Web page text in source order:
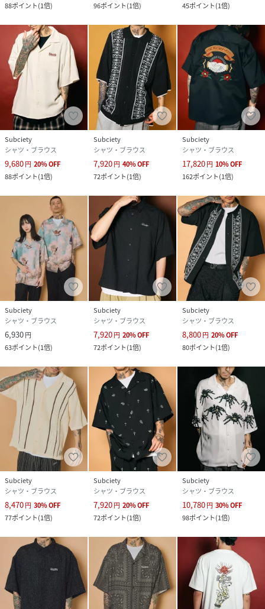
88ポイント(1倍) 96ポイント(1倍) 45ポイント(1倍)
Subciety
シャツ・ブラウス
9,680円 20%OFF
88ポイント(1倍)
Subciety
シャツ・ブラウス
7,920円 40%OFF
72ポイント(1倍)
Subciety
シャツ・ブラウス
17,820円 10%OFF
162ポイント(1倍)
Subciety
シャツ・ブラウス
6,930円
63ポイント(1倍)
Subciety
シャツ・ブラウス
7,920円 20%OFF
72ポイント(1倍)
Subciety
シャツ・ブラウス
8,800円 20%OFF
80ポイント(1倍)
Subciety
シャツ・ブラウス
8,470円 30%OFF
77ポイント(1倍)
Subciety
シャツ・ブラウス
7,920円 20%OFF
72ポイント(1倍)
Subciety
シャツ・ブラウス
10,780円 30%OFF
98ポイント(1倍)